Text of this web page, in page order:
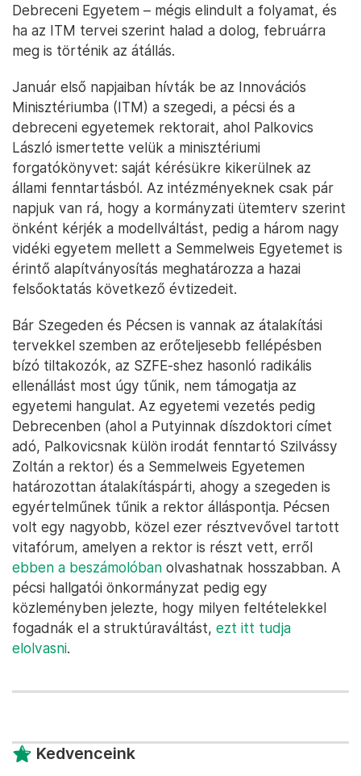
Debreceni Egyetem – mégis elindult a folyamat, és
ha az ITM tervei szerint halad a dolog, februárra
meg is történik az átállás.
Január első napjaiban hívták be az Innovációs
Minisztériumba (ITM) a szegedi, a pécsi és a
debreceni egyetemek rektorait, ahol Palkovics
László ismertette velük a minisztériumi
forgatókönyvet: saját kérésükre kikerülnek az
állami fenntartásból. Az intézményeknek csak pár
napjuk van rá, hogy a kormányzati ütemterv szerint
önként kérjék a modellváltást, pedig a három nagy
vidéki egyetem mellett a Semmelweis Egyetemet is
érintő alapítványosítás meghatározza a hazai
felsőoktatás következő évtizedeit.
Bár Szegeden és Pécsen is vannak az átalakítási
tervekkel szemben az erőteljesebb fellépésben
bízó tiltakozók, az SZFE-shez hasonló radikális
ellenállást most úgy tűnik, nem támogatja az
egyetemi hangulat. Az egyetemi vezetés pedig
Debrecenben (ahol a Putyinnak díszdoktori címet
adó, Palkovicsnak külön irodát fenntartó Szilvássy
Zoltán a rektor) és a Semmelweis Egyetemen
határozottan átalakításpárti, ahogy a szegeden is
egyértelműnek tűnik a rektor álláspontja. Pécsen
volt egy nagyobb, közel ezer résztvevővel tartott
vitafórum, amelyen a rektor is részt vett, erről
ebben a beszámolóban olvashatnak hosszabban. A
pécsi hallgatói önkormányzat pedig egy
közleményben jelezte, hogy milyen feltételekkel
fogadnák el a struktúraváltást, ezt itt tudja
elolvasni.
Kedvenceink